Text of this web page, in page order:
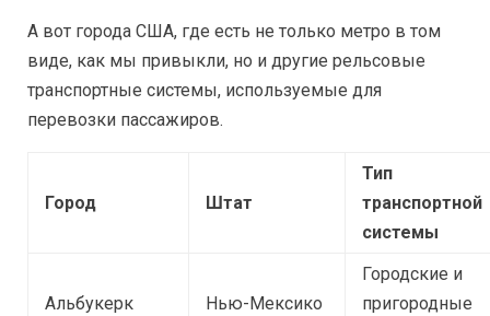
А вот города США, где есть не только метро в том
виде, как мы привыкли, но и другие рельсовые
транспортные системы, используемые для
перевозки пассажиров.
Город Штат
Тип
транспортной
системы
Альбукерк Нью-Мексико
Городские и
пригородные